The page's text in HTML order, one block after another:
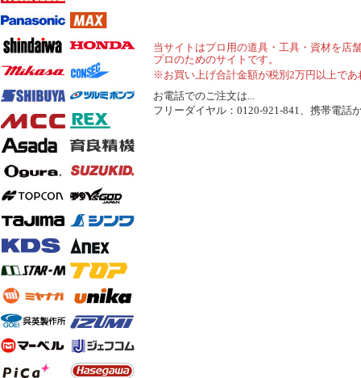
当サイトはプロ用の道具・工具・資材を店
プロのためのサイトです。
※お買い上げ合計金額が税別2万円以上で
お電話でのご注文は...
フリーダイヤル：0120-921-841、携帯電